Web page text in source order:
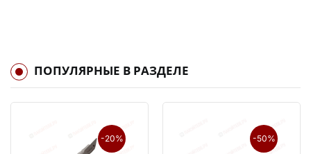
ПОПУЛЯРНЫЕ В РАЗДЕЛЕ
-20% -50%